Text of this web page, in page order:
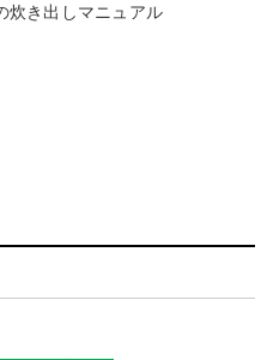
炊き出しマニュアル